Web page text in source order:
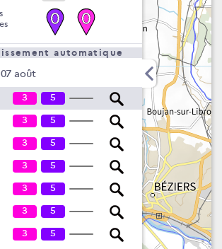
0 0
automatique
août
3 5
3 5
3 5
3 5
3 5
3 5
3 5